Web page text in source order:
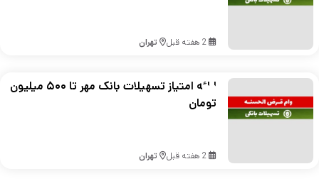
2 هفته قبل تهران
ارائه امتیاز تسهیلات بانک مهر تا ۵۰۰ میلیون
تومان
2 هفته قبل تهران